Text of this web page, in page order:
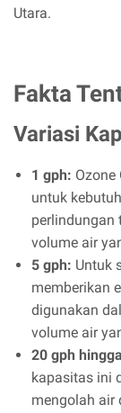
Utara.
Fakta
Variasi
1 gph:
untuk
perlindungan
volume air
5 gph: Untuk
memberikan
digunakan
volume air
20 gph
kapasitas ini
mengolah air